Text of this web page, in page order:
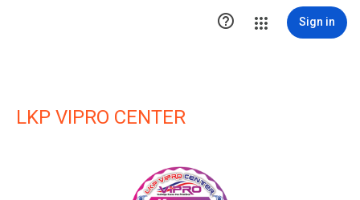
 Sign in
LKP VIPRO CENTER